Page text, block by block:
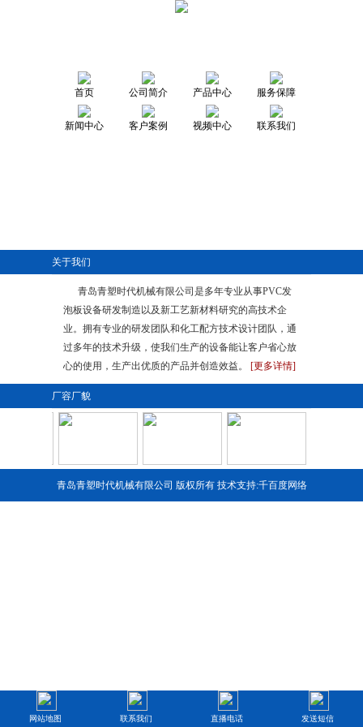
首页 公司简介 产品中心 服务保障
新闻中心 客户案例 视频中心 联系我们
关于我们
青岛青塑时代机械有限公司是多年专业从事PVC发
泡板设备研发制造以及新工艺新材料研究的高技术企
业。拥有专业的研发团队和化工配方技术设计团队，通
过多年的技术升级，使我们生产的设备能让客户省心放
心的使用，生产出优质的产品并创造效益。
[更多详情]
厂容厂貌
青岛青塑时代机械有限公司 版权所有 技术支持:千百度网络
网站地图 联系我们 直播电话 发送短信